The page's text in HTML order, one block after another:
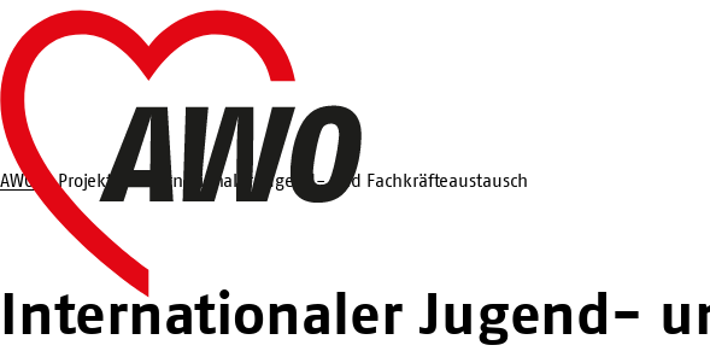
Zum
Hauptinhalt
springen
Startseite
Suche
AWO Projekt Internationaler Jugend- und Fachkräfteaustausch
Internationaler Jugend-